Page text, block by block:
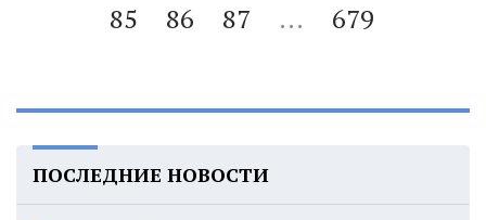
85
86 87 ... 679
ПОСЛЕДНИЕ НОВОСТИ